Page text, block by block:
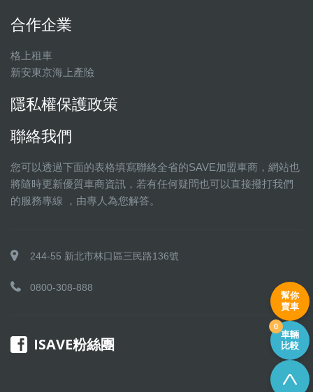
合作企業
格上租車
新安東京海上產險
隱私權保護政策
聯絡我們
您可以透過下面的表格填寫聯絡全省的SAVE加盟車商，網站也
將隨時更新優質車商資訊，若有任何疑問也可以直接撥打我們
的服務專線 ，由專人為您解答。
244-55 新北市林口區三民路136號
0800-308-888
ISAVE粉絲團
幫你
賣車
車輛
比較
0